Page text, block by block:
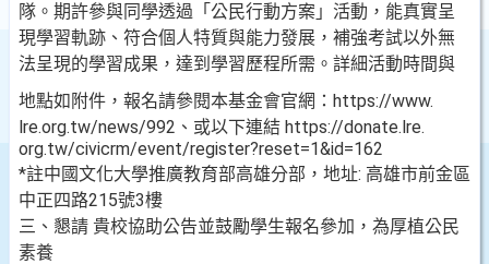
隊。期許參與同學透過「公民行動方案」活動，能真實呈
現學習軌跡、符合個人特質與能力發展，補強考試以外無
法呈現的學習成果，達到學習歷程所需。詳細活動時間與
地點如附件，報名請參閱本基金會官網：https://www.
lre.org.tw/news/992、或以下連結 https://donate.lre.
org.tw/civicrm/event/register?reset=1&id=162
*註中國文化大學推廣教育部高雄分部，地址: 高雄市前金區
中正四路215號3樓
三、懇請 貴校協助公告並鼓勵學生報名參加，為厚植公民
素養